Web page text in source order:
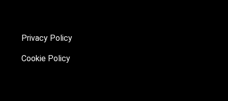
Privacy Policy
Cookie Policy